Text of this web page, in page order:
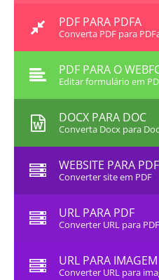
PDF PARA PDFA
Converta PDF para
PDF PARA O
Editar formulário em
DOCX PARA DOC
Converta Docx para Doc
WEBSITE PARA PDF
Converter site em PDF
URL PARA PDF
Converter URL para PDF
URL PARA IMAGEM
Converter URL para